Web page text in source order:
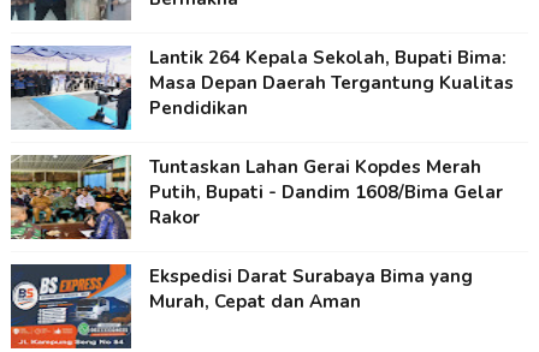
Lantik 264 Kepala Sekolah, Bupati Bima:
Masa Depan Daerah Tergantung Kualitas
Pendidikan
Tuntaskan Lahan Gerai Kopdes Merah
Putih, Bupati - Dandim 1608/Bima Gelar
Rakor
Ekspedisi Darat Surabaya Bima yang
Murah, Cepat dan Aman